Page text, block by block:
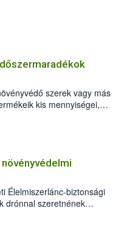
szerek vagy más
kis mennyiségei,
a betakarítást,
is megmaradhatnak. Az
terményeken is jelen kell
szermaradékot.
kimutathatóak,
vannak jelen, így nem
egészségére nézve.
Élelmiszerlánc-biztonsági
drónnal szeretnének
tevékenységet
részletesen